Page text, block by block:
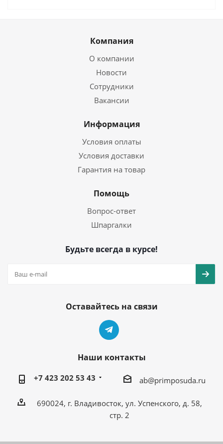
Компания
О компании
Новости
Сотрудники
Вакансии
Информация
Условия оплаты
Условия доставки
Гарантия на товар
Помощь
Вопрос-ответ
Шпаргалки
Будьте всегда в курсе!
Оставайтесь на связи
Наши контакты
+7 423 202 53 43 ab@primposuda.ru
690024, г. Владивосток, ул. Успенского, д. 58,
стр. 2